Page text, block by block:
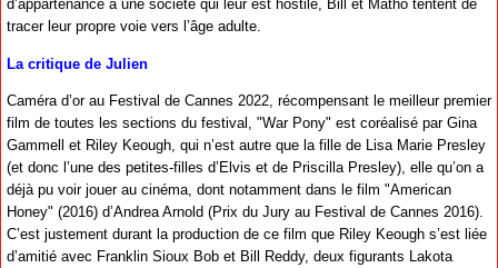
d’appartenance à une société qui leur est hostile, Bill et Matho tentent de
tracer leur propre voie vers l’âge adulte.
La critique de Julien
Caméra d’or au Festival de Cannes 2022, récompensant le meilleur premier
film de toutes les sections du festival, "War Pony" est coréalisé par Gina
Gammell et Riley Keough, qui n’est autre que la fille de Lisa Marie Presley
(et donc l’une des petites-filles d’Elvis et de Priscilla Presley), elle qu’on a
déjà pu voir jouer au cinéma, dont notamment dans le film "American
Honey" (2016) d’Andrea Arnold (Prix du Jury au Festival de Cannes 2016).
C’est justement durant la production de ce film que Riley Keough s’est liée
d’amitié avec Franklin Sioux Bob et Bill Reddy, deux figurants Lakota